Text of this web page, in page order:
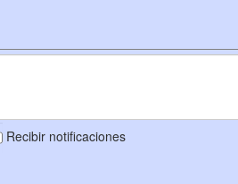
Recibir notificaciones